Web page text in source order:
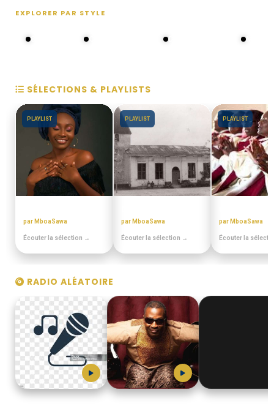
EXPLORER PAR STYLE
SÉLECTIONS & PLAYLISTS
PLAYLIST
par MboaSawa
Écouter la sélection →
PLAYLIST
par MboaSawa
Écouter la sélection →
PLAYLIST
par MboaSawa
Écouter la
RADIO ALÉATOIRE